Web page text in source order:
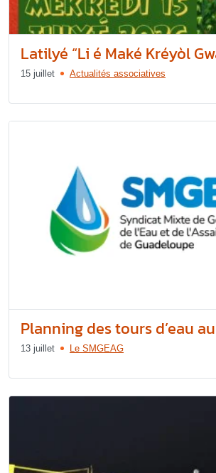
Latilyé “Li é Maké Kréyòl
15 juillet Actualités associatives
Planning des tours d’eau
13 juillet Le SMGEAG